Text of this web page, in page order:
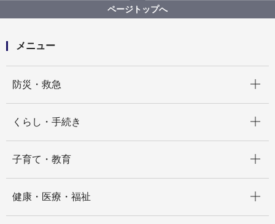
「トリオ左近山」で 50代60代向け新規プログラム「セ
カスタ」の第一期生募集中です！
ページトップへ
メニュー
防災・救急
くらし・手続き
子育て・教育
健康・医療・福祉